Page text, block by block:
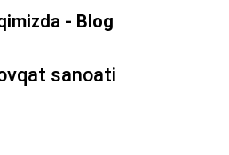
- Blog
sanoati